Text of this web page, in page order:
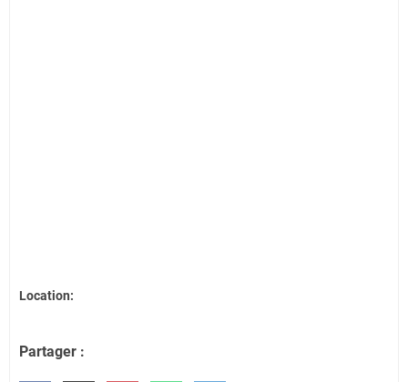
Location:
Partager :